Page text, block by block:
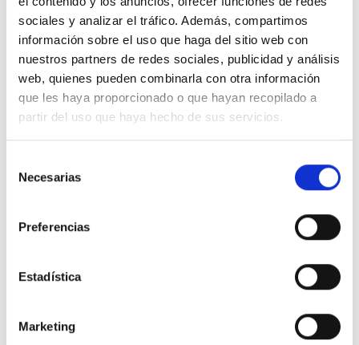
sociales y analizar el tráfico. Además, compartimos
información sobre el uso que haga del sitio web con
nuestros partners de redes sociales, publicidad y análisis
web, quienes pueden combinarla con otra información
que les haya proporcionado o que hayan recopilado a
partir del uso que haya hecho de sus servicios.
Necesarias
Preferencias
Estadística
Marketing
BMW iX1
10.362 Kms
Automatica
37.628€